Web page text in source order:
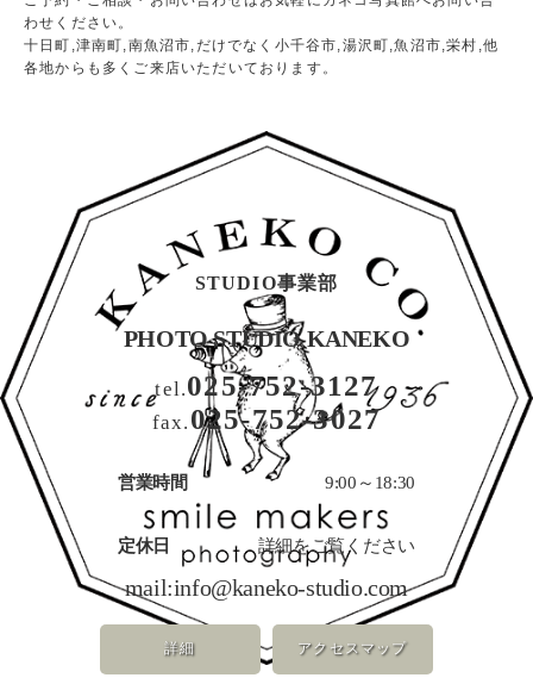
わせください。
十日町,津南町,南魚沼市,だけでなく小千谷市,湯沢町,魚沼市,栄村,他
各地からも多くご来店いただいております。
STUDIO事業部
PHOTO STUDIO KANEKO
tel.025-752-3127
fax. 025-752-3027
営業時間 9:00～18:30
定休日 詳細をご覧ください
mail:info@kaneko-studio.com
詳細 アクセスマップ